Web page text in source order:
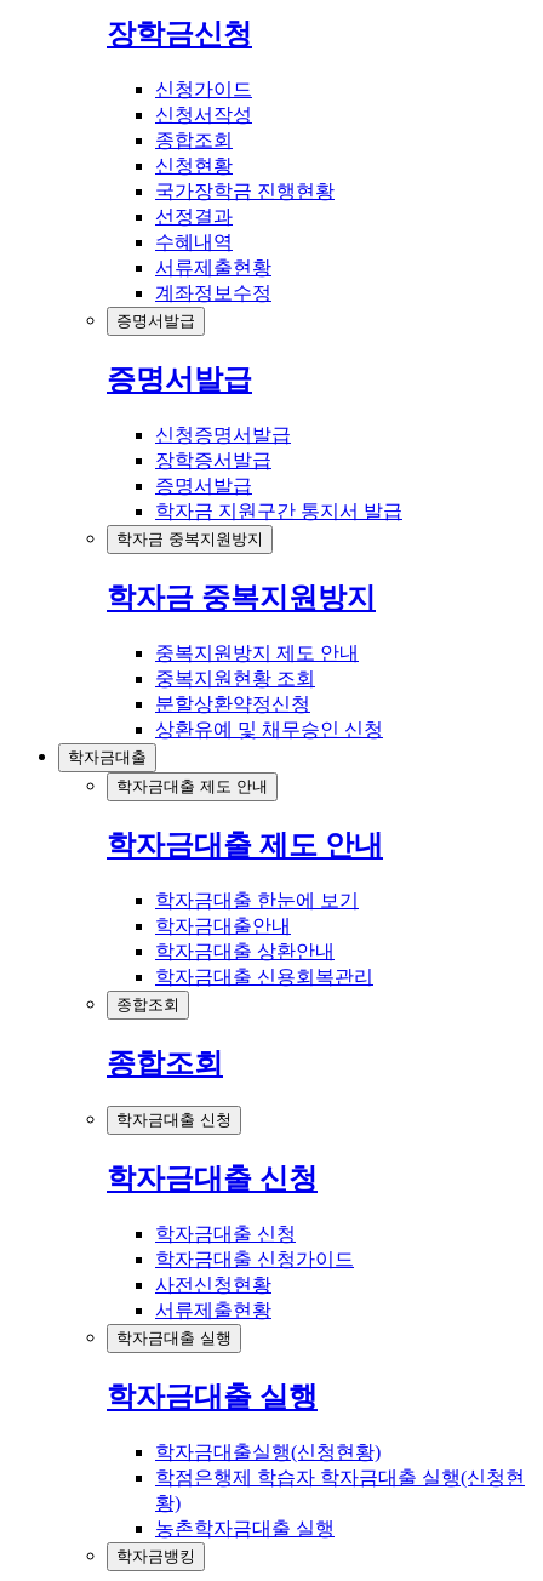
장학금신청
신청가이드
신청서작성
종합조회
신청현황
국가장학금 진행현황
선정결과
수혜내역
서류제출현황
계좌정보수정
증명서발급
증명서발급
신청증명서발급
장학증서발급
증명서발급
학자금 지원구간 통지서 발급
학자금 중복지원방지
학자금 중복지원방지
중복지원방지 제도 안내
중복지원현황 조회
분할상환약정신청
상환유예 및 채무승인 신청
학자금대출
학자금대출 제도 안내
학자금대출 제도 안내
학자금대출 한눈에 보기
학자금대출안내
학자금대출 상환안내
학자금대출 신용회복관리
종합조회
종합조회
학자금대출 신청
학자금대출 신청
학자금대출 신청
학자금대출 신청가이드
사전신청현황
서류제출현황
학자금대출 실행
학자금대출 실행
학자금대출실행(신청현황)
학점은행제 학습자 학자금대출 실행(신청현
황)
농촌학자금대출 실행
학자금뱅킹